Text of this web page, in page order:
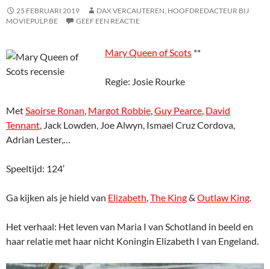
25 FEBRUARI 2019
DAX VERCAUTEREN, HOOFDREDACTEUR BIJ
MOVIEPULP.BE
GEEF EEN REACTIE
Mary Queen of Scots **
Regie: Josie Rourke
MetSaoirse Ronan, Margot Robbie,Guy Pearce, David
Tennant, Jack Lowden, Joe Alwyn, Ismael Cruz Cordova,
Adrian Lester,…
Speeltijd: 124′
Ga kijken als je hield van Elizabeth,The King& Outlaw King.
Het verhaal: Het leven van Maria I van Schotland in beeld en
haar relatie met haar nicht Koningin Elizabeth I van Engeland.